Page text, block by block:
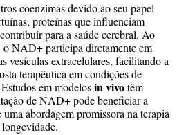
coenzimas devido ao seu papel
proteínas que influenciam
para a saúde cerebral. Ao
o NAD+ participa diretamente em
vesículas extracelulares, facilitando a
terapêutica em condições de
em modelosin vivotêm
de NAD+ pode beneficiar a
abordagem promissora na terapia